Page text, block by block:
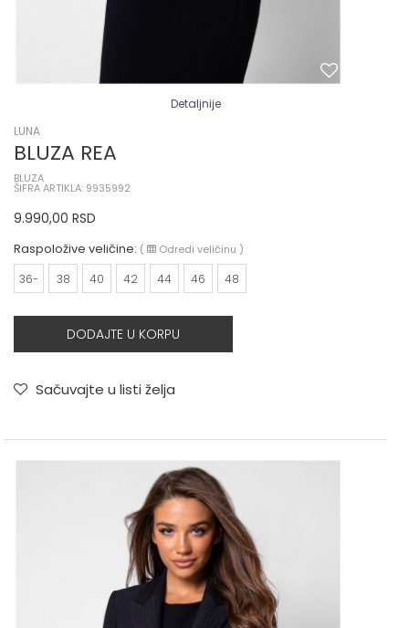
Detaljnije
LUNA
BLUZA REA
BLUZA
ŠIFRA ARTIKLA: 9935992
9.990,00 RSD
Raspoložive veličine: ( Odredi veličinu )
36- 38 40 42 44 46 48
DODAJTE U KORPU
Sačuvajte u listi želja